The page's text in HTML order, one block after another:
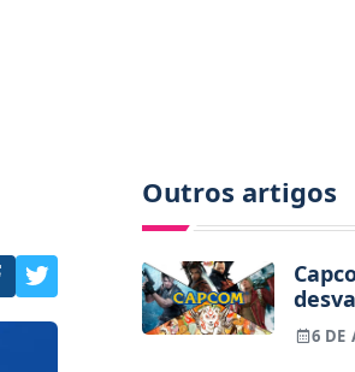
Outros artigos
dos
na6 DE